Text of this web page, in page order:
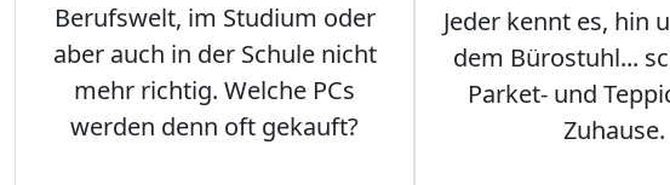
Berufswelt, im Studium oder
aber auch in der Schule nicht
mehr richtig. Welche PCs
werden denn oft gekauft?
Jeder kennt es, hin
dem Bürostuhl...
Parket- und
Zuhause.